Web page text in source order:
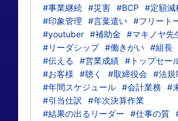
#事業継続 #災害 #BCP #定額減
#印象管理
#言葉遣い #フリート
#youtuber #補助金
#マキノヤ先
#リーダシップ #働きがい #組長
#伝える
#営業成績 #トップセー
#お客様
#聴く #取締役会 #法規
#年間スケジュール #会計業務
#
#引当仕訳
#年次決算作業
#結果の出るリーダー
#仕事の質